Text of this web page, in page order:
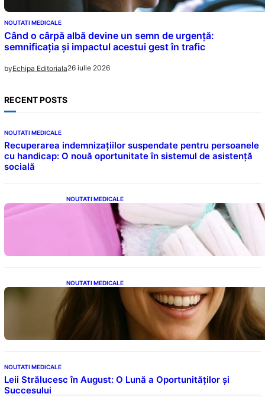
NOUTATI MEDICALE
Când o cârpă albă devine un semn de urgență:
semnificația și impactul acestui gest în trafic
byEchipa Editoriala26 iulie 2026
RECENT POSTS
NOUTATI MEDICALE
Recuperarea indemnizațiilor suspendate pentru persoanele
cu handicap: O nouă oportunitate în sistemul de asistență
socială
NOUTATI MEDICALE
Tampoanele menstruale: O analiză profundă
a riscurilor legate de metale toxice
NOUTATI MEDICALE
Ceaiul – Băutura care protejează inima:
Descoperiri recente despre beneficiile
consumului zilnic
NOUTATI MEDICALE
Leii Strălucesc în August: O Lună a Oportunităților și
Succesului